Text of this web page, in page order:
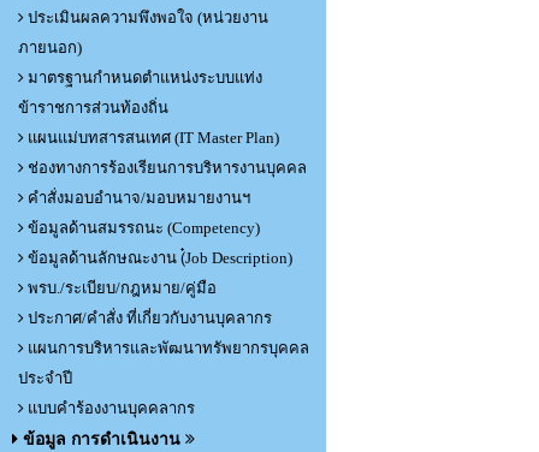
ประเมินผลความพึงพอใจ (หน่วยงาน
ภายนอก)
มาตรฐานกำหนดตำแหน่งระบบแท่ง
ข้าราชการส่วนท้องถิ่น
แผนแม่บทสารสนเทศ (IT Master Plan)
ช่องทางการร้องเรียนการบริหารงานบุคคล
คำสั่งมอบอำนาจ/มอบหมายงานฯ
ข้อมูลด้านสมรรถนะ (Competency)
ข้อมูลด้านลักษณะงาน (๋Job Description)
พรบ./ระเบียบ/กฎหมาย/คู่มือ
ประกาศ/คำสั่ง ที่เกี่ยวกับงานบุคลากร
แผนการบริหารและพัฒนาทรัพยากรบุคคล
ประจำปี
แบบคำร้องงานบุคคลากร
ข้อมูล การดำเนินงาน